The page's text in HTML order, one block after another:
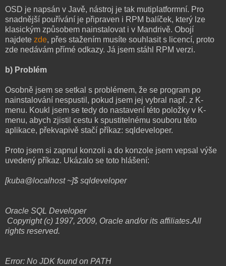
OSD je napsán v Javě, nástroj je tak mutiplatformní. Pro
snadnější pouřívání je připraven i RPM balíček, který lze
klasickým způsobem nainstalovat i v Mandrivě. Obojí
najdete zde, přes stažením musíte souhlasit s licencí, proto
zde nedávám přímé odkazy. Já jsem stáhl RPM verzi.
b) Problém
Osobně jsem se setkal s problémem, že se program po
nainstalování nespustil, pokud jsem jej vybral např. z K-
menu. Koukl jsem se tedy do nastavení této položky v K-
menu, abych zjistil cestu k spustitelnému souboru této
aplikace, překvapivě stačí příkaz: sqldeveloper.
Proto jsem si zapnul konzoli a do konzole jsem vepsal výše
uvedený příkaz. Ukázalo se toto hlášení:
[kuba@localhost ~]$ sqldeveloper
Oracle SQL Developer
Copyright (c) 1997, 2009, Oracle and/or its affiliates.All
rights reserved.
Error: No JDK found on PATH